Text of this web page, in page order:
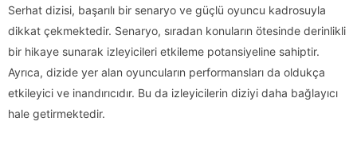
Serhat dizisi, başarılı bir senaryo ve güçlü oyuncu kadrosuyla
dikkat çekmektedir. Senaryo, sıradan konuların ötesinde derinlikli
bir hikaye sunarak izleyicileri etkileme potansiyeline sahiptir.
Ayrıca, dizide yer alan oyuncuların performansları da oldukça
etkileyici ve inandırıcıdır. Bu da izleyicilerin diziyi daha bağlayıcı
hale getirmektedir.